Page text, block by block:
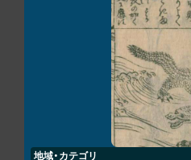
地域・カテゴリ